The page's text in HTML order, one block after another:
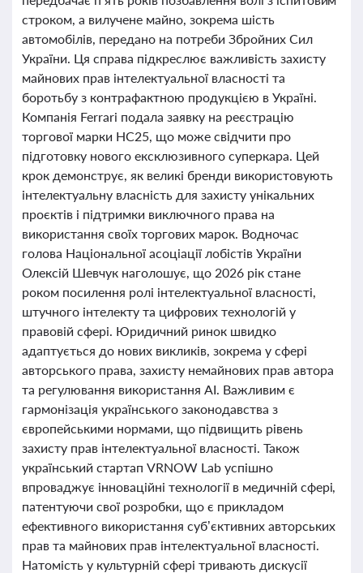
строком, а вилучене майно, зокрема шість
автомобілів, передано на потреби Збройних Сил
України. Ця справа підкреслює важливість захисту
майнових прав інтелектуальної власності та
боротьбу з контрафактною продукцією в Україні.
Компанія Ferrari подала заявку на реєстрацію
торгової марки HC25, що може свідчити про
підготовку нового ексклюзивного суперкара. Цей
крок демонструє, як великі бренди використовують
інтелектуальну власність для захисту унікальних
проєктів і підтримки виключного права на
використання своїх торгових марок. Водночас
голова Національної асоціації лобістів України
Олексій Шевчук наголошує, що 2026 рік стане
роком посилення ролі інтелектуальної власності,
штучного інтелекту та цифрових технологій у
правовій сфері. Юридичний ринок швидко
адаптується до нових викликів, зокрема у сфері
авторського права, захисту немайнових прав автора
та регулювання використання AI. Важливим є
гармонізація українського законодавства з
європейськими нормами, що підвищить рівень
захисту прав інтелектуальної власності. Також
український стартап VRNOW Lab успішно
впроваджує інноваційні технології в медичній сфері,
патентуючи свої розробки, що є прикладом
ефективного використання суб’єктивних авторських
прав та майнових прав інтелектуальної власності.
Натомість у культурній сфері тривають дискусії